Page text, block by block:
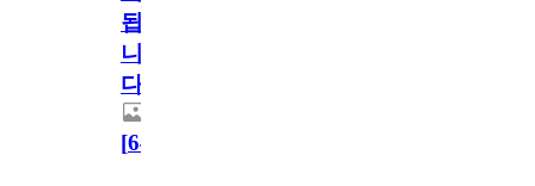
됩
니
다.
[64